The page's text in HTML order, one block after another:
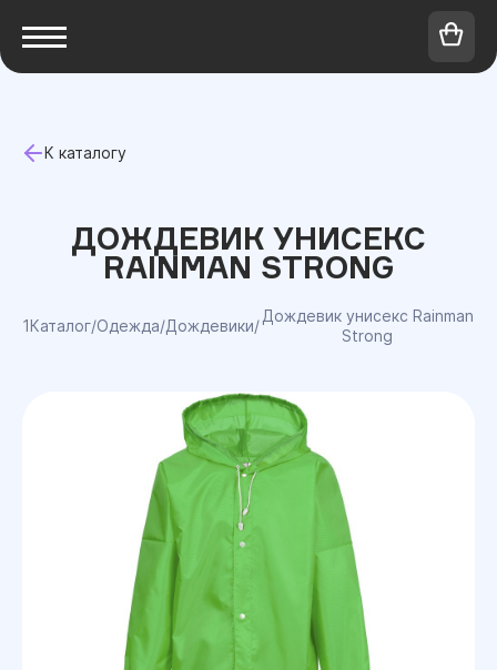
К каталогу
ДОЖДЕВИК УНИСЕКС
RAINMAN STRONG
1Каталог/Одежда/Дождевики/
Дождевик унисекс Rainman
Strong